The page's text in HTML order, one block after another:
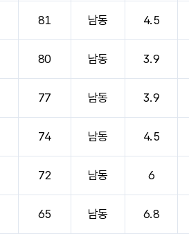
81 남동 4.5
80 남동 3.9
77 남동 3.9
74 남동 4.5
72 남동 6
65 남동 6.8